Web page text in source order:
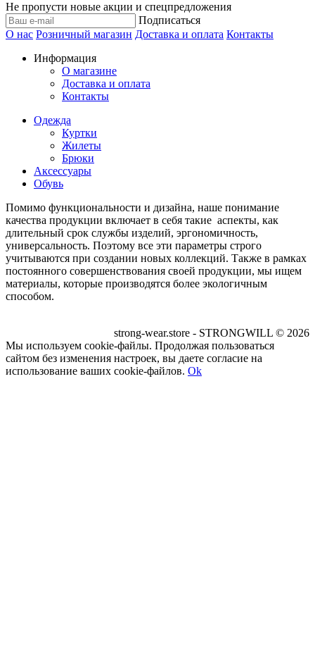
Не пропусти новые акции и спецпредложения
Подписаться
О нас Розничный магазин Доставка и оплата Контакты
Информация
О магазине
Доставка и оплата
Контакты
Одежда
Куртки
Жилеты
Брюки
Аксессуары
Обувь
Помимо функциональности и дизайна, наше понимание
качества продукции включает в себя такие аспекты, как
длительный срок службы изделий, эргономичность,
универсальность. Поэтому все эти параметры строго
учитываются при создании новых коллекций. Также в рамках
постоянного совершенствования своей продукции, мы ищем
материалы, которые производятся более экологичным
способом.
strong-wear.store - STRONGWILL © 2026
Мы используем cookie-файлы. Продолжая пользоваться
сайтом без изменения настроек, вы даете согласие на
использование ваших cookie-файлов. Ok